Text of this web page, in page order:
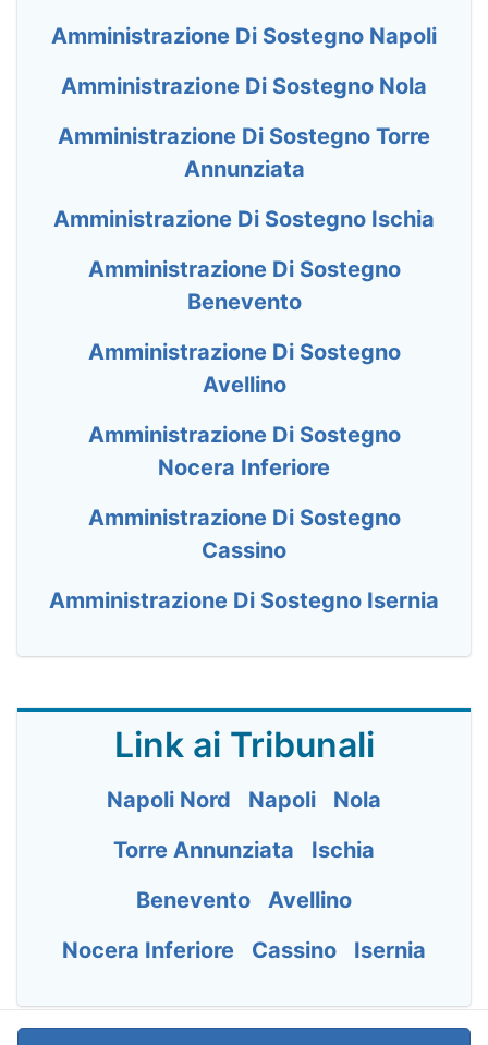
Amministrazione Di Sostegno Napoli
Amministrazione Di Sostegno Nola
Amministrazione Di Sostegno Torre
Annunziata
Amministrazione Di Sostegno Ischia
Amministrazione Di Sostegno
Benevento
Amministrazione Di Sostegno
Avellino
Amministrazione Di Sostegno
Nocera Inferiore
Amministrazione Di Sostegno
Cassino
Amministrazione Di Sostegno Isernia
Link ai Tribunali
Napoli Nord Napoli
Nola
Torre Annunziata
Ischia
Benevento
Avellino
Nocera Inferiore
Cassino Isernia